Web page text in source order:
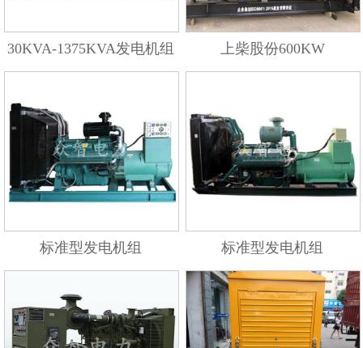
30KVA-1375KVA发电机组 上柴股份600KW
标准型发电机组 标准型发电机组